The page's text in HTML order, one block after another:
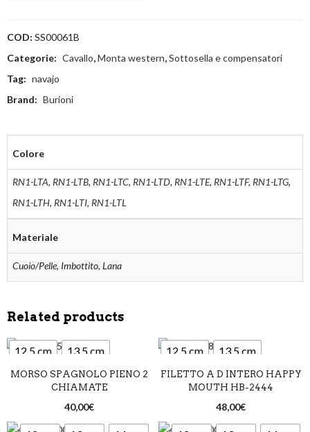
COD: SS00061B
Categorie: Cavallo,Monta western,Sottosella e compensatori
Tag: navajo
Brand: Burioni
Colore
RN1-LTA, RN1-LTB, RN1-LTC, RN1-LTD, RN1-LTE, RN1-LTF, RN1-LTG,
RN1-LTH, RN1-LTI, RN1-LTL
Materiale
Cuoio/Pelle, Imbottito, Lana
Related products
12,5 cm
13,5 cm
14,5 cm
MORSO SPAGNOLO PIENO 2
CHIAMATE
40,00€
12,5 cm
13,5 cm
14,5 cm
FILETTO A D INTERO HAPPY
MOUTH HB-2444
48,00€